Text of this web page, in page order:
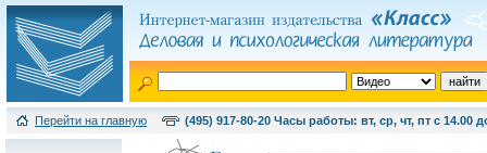
Перейти на главную (495) 917-80-20 Часы работы: вт, ср, чт, пт с 14.00